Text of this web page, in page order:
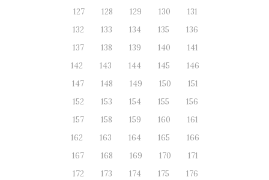
127
128 129 130
131
132
133 134 135
136
137
138 139 140
141
142
143 144 145
146
147
148 149 150
151
152
153 154 155
156
157
158 159 160
161
162
163 164 165
166
167
168 169 170
171
172
173 174 175
176